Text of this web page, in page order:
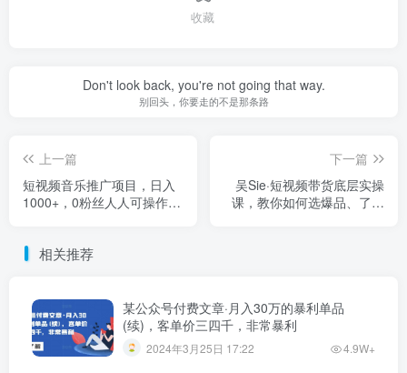
收藏
Don't look back, you're not going that way.
别回头，你要走的不是那条路
上一篇
短视频音乐推广项目，日入
1000+，0粉丝人人可操作！
下一篇
吴Sie·短视频带货底层实操
课，教你如何选爆品、了解
相关推荐
某公众号付费文章·月入30万的暴利单品
(续)，客单价三四千，非常暴利
2024年3月25日 17:22 4.9W+